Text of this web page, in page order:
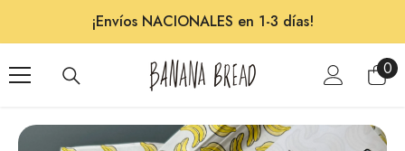
saltar al contenido
¡Envíos NACIONALES en 1-3 días!
00